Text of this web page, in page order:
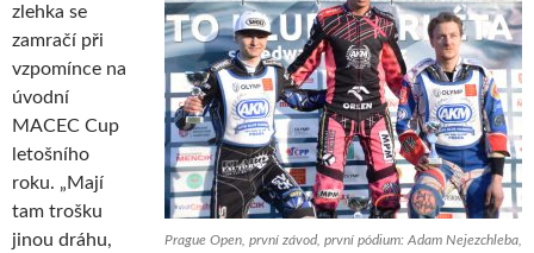
Prague Open, první závod, první pódium: Adam Nejezchleba,
zlehka se
zamračí při
vzpomínce na
úvodní
MACEC Cup
letošního
roku. „Mají
tam trošku
jinou dráhu,